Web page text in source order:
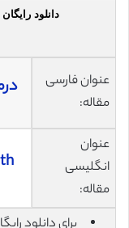
دانلود
عنوان فارسی
مقاله:
عنوان
انگلیسی
مقاله: